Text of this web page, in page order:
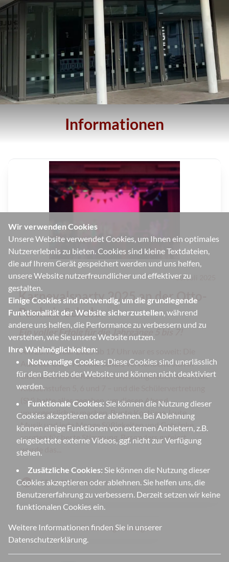
Wir verwenden Cookies
Unsere Website verwendet Cookies, um Ihnen ein optimales
Nutzererlebnis zu bieten. Cookies sind kleine Textdateien,
die auf Ihrem Gerät gespeichert werden und uns helfen,
unsere Website nutzerfreundlicher und effektiver zu
gestalten.
Einige Cookies sind notwendig, um die grundlegende
Funktionalität der Website sicherzustellen, während
andere uns helfen, die Performance zu verbessern und zu
verstehen, wie Sie unsere Website nutzen.
Ihre Wahlmöglichkeiten:
Notwendige Cookies: Diese Cookies sind unerlässlich
für den Betrieb der Website und können nicht deaktiviert
werden.
Funktionale Cookies: Sie können die Nutzung dieser
Cookies akzeptieren oder ablehnen. Bei Ablehnung
können einige Funktionen von externen Anbietern, z.B.
eingebettete externe Videos, ggf. nicht zur Verfügung
stehen.
Zusätzliche Cookies: Sie können die Nutzung dieser
Cookies akzeptieren oder ablehnen. Sie helfen uns, die
Benutzererfahrung zu verbessern. Derzeit setzen wir keine
funktionalen Cookies ein.
Weitere Informationen finden Sie in unserer
Datenschutzerklärung.
Informationen
#Karneval #SV #Veranstaltungen 03. Juli 2025
Karnevalsparty 2025 an der Otto-
Pankok-Schule
🇩🇪
Ein voller Erfolg für die Jahrgänge 5 bis 7!
Am 25. Februar 2025 ab 17 Uhr war es soweit: Die
Aula der Otto-Pankok-Schule verwandelte sich in
eine farbenfrohe Karnevalswelt. Eingeladen waren die
Klassenstufen 5, 6 und 7 – und die Schülervertretung
(SV) hatte alles gegeben, um diesen Abend
unvergesslich zu machen. Bunte Kostüme, laute
Musik und jede Menge Süßigkeiten und Getränke
sorgten für beste Stimmung. Besonders gefeiert
wurde das...
face 27. 04. 2025, J. Hagemann
Alle Beiträge anzeigen